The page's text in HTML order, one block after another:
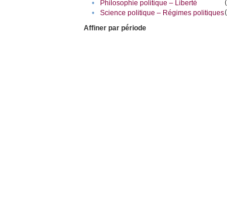
•
Philosophie politique – Liberté
•
Science politique – Régimes politiques
Affiner par période